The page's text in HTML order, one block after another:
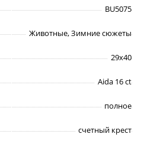
BU5075
Животные, Зимние сюжеты
29х40
Aida 16 ct
полное
счетный крест